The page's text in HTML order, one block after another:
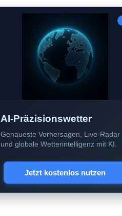
AI-Präzisionswetter
Genaueste Vorhersagen, Live-Radar
und globale Wetterintelligenz mit KI.
Jetzt kostenlos nutzen